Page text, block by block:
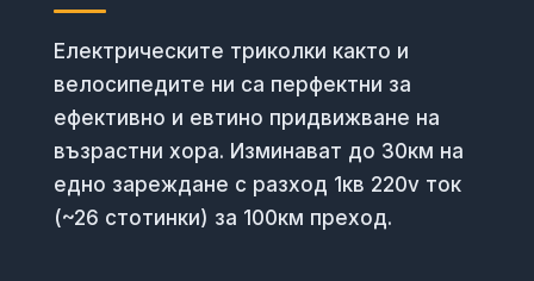
Електрическите триколки както и
велосипедите ни са перфектни за
ефективно и евтино придвижване на
възрастни хора. Изминават до 30км на
едно зареждане с разход 1кв 220v ток
(~26 стотинки) за 100км преход.